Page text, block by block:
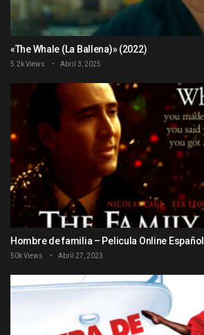
«The Whale (La Ballena)» (2022)
5.2k Views Abril 3, 2025
Hombre de familia – Pelicula Online Español
50k Views Abril 27, 2023